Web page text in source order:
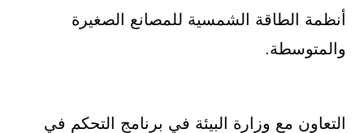
أنظمة الطاقة الشمسية للمصانع الصغيرة
والمتوسطة.
التعاون مع وزارة البيئة في برنامج التحكم في